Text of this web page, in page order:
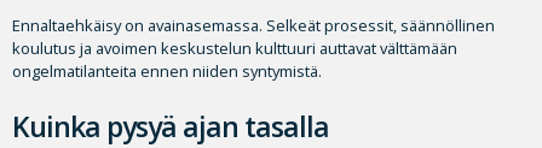
Ennaltaehkäisy on avainasemassa. Selkeät prosessit, säännöllinen
koulutus ja avoimen keskustelun kulttuuri auttavat välttämään
ongelmatilanteita ennen niiden syntymistä.
Kuinka pysyä ajan tasalla